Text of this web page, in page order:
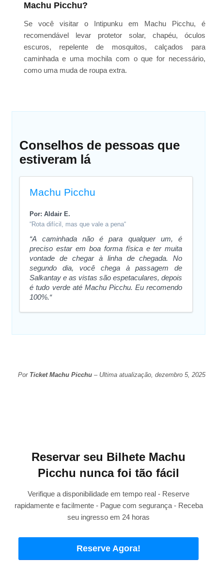
Machu Picchu?
Se você visitar o Intipunku em Machu Picchu, é
recomendável levar protetor solar, chapéu, óculos
escuros, repelente de mosquitos, calçados para
caminhada e uma mochila com o que for necessário,
como uma muda de roupa extra.
Conselhos de pessoas que
estiveram lá
Machu Picchu
Por: Aldair E.
“Rota difícil, mas que vale a pena“
“A caminhada não é para qualquer um, é
preciso estar em boa forma física e ter muita
vontade de chegar à linha de chegada. No
segundo dia, você chega à passagem de
Salkantay e as vistas são espetaculares, depois
é tudo verde até Machu Picchu. Eu recomendo
100%.“
Por Ticket Machu Picchu– Ultima atualização, dezembro 5, 2025
Reservar seu Bilhete Machu
Picchu nunca foi tão fácil
Verifique a disponibilidade em tempo real - Reserve
rapidamente e facilmente - Pague com segurança - Receba
seu ingresso em 24 horas
Reserve Agora!